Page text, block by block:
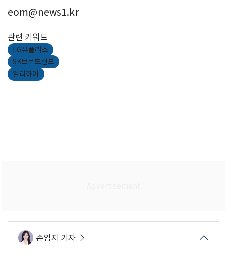
eom@news1.kr
관련 키워드
LG유플러스
SK브로드밴드
엘리하이
손엄지 기자